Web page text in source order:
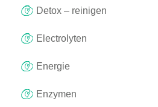
Detox – reinigen
Electrolyten
Energie
Enzymen